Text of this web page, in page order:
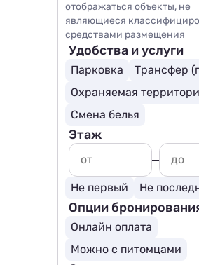
отображаться объекты, не
являющиеся
средствами размещения
Удобства и услуги
Парковка
Трансфер
Охраняемая
Смена белья
Этаж
Не первый Не
Опции
Онлайн оплата
Можно с питомцами